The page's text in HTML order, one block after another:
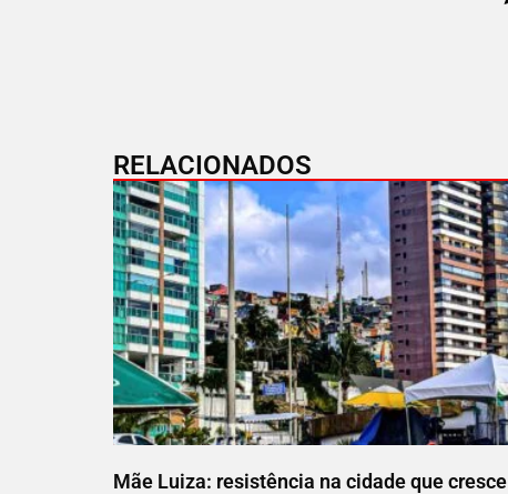
RELACIONADOS
Mãe Luiza: resistência na cidade que cresce